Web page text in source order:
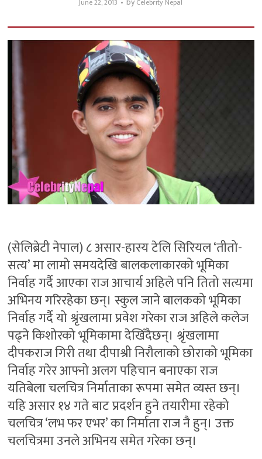
June 22, 2013 Celebrity Nepal
(सेलिब्रेटी नेपाल) ८ असार-हास्य टेलि सिरियल ‘तीतो-
सत्य’ मा लामो समयदेखि बालकलाकारको भूमिका
निर्वाह गर्दै आएका राज आचार्य अहिले पनि तितो सत्यमा
अभिनय गरिरहेका छन्। स्कुल जाने बालकको भूमिका
निर्वाह गर्दै यो श्रृंखलामा प्रवेश गरेका राज अहिले कलेज
पढ्ने किशोरको भूमिकामा देखिँदैछन्। श्रृंखलामा
दीपकराज गिरी तथा दीपाश्री निरौलाको छोराको भूमिका
निर्वाह गरेर आफ्नो अलग पहिचान बनाएका राज
यतिबेला चलचित्र निर्माताका रूपमा समेत व्यस्त छन्।
यहि असार १४ गते बाट प्रदर्शन हुने तयारीमा रहेको
चलचित्र ‘लभ फर एभर’ का निर्माता राज नै हुन्। उक्त
चलचित्रमा उनले अभिनय समेत गरेका छन्।